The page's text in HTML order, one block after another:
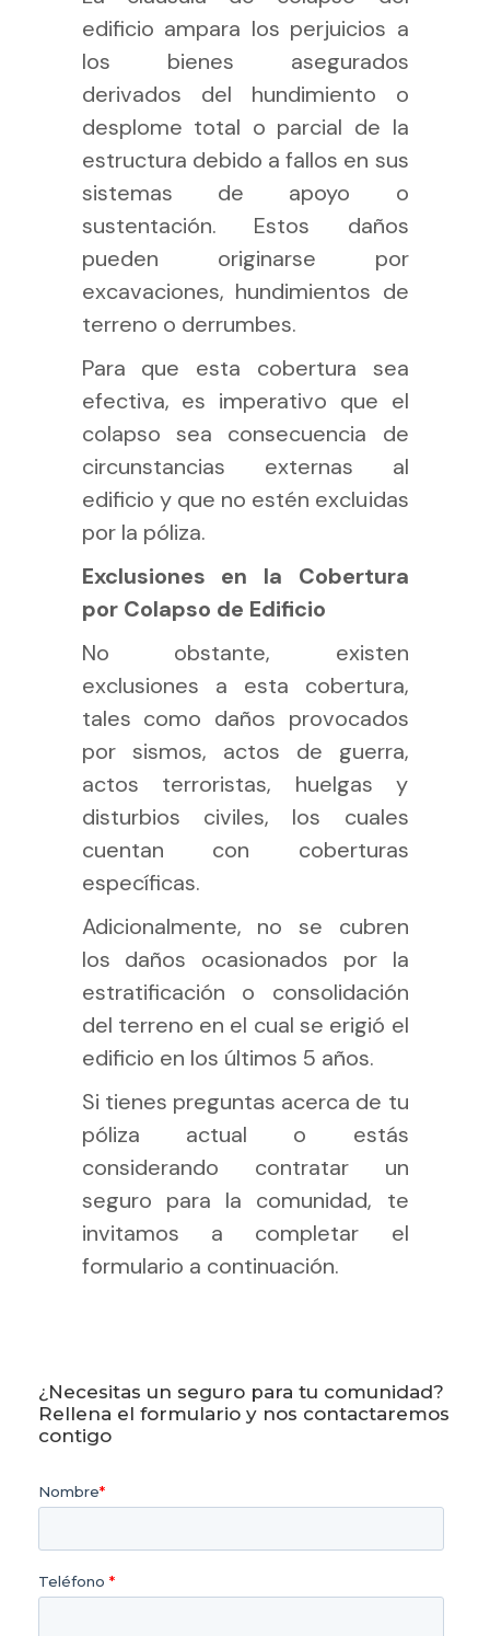
edificio ampara los perjuicios a
los bienes asegurados
derivados del hundimiento o
desplome total o parcial de la
estructura debido a fallos en sus
sistemas de apoyo o
sustentación. Estos daños
pueden originarse por
excavaciones, hundimientos de
terreno o derrumbes.
Para que esta cobertura sea
efectiva, es imperativo que el
colapso sea consecuencia de
circunstancias externas al
edificio y que no estén excluidas
por la póliza.
Exclusiones en la Cobertura
por Colapso de Edificio
No obstante, existen
exclusiones a esta cobertura,
tales como daños provocados
por sismos, actos de guerra,
actos terroristas, huelgas y
disturbios civiles, los cuales
cuentan con coberturas
específicas.
Adicionalmente, no se cubren
los daños ocasionados por la
estratificación o consolidación
del terreno en el cual se erigió el
edificio en los últimos 5 años.
Si tienes preguntas acerca de tu
póliza actual o estás
considerando contratar un
seguro para la comunidad, te
invitamos a completar el
formulario a continuación.
¿Necesitas un seguro para tu comunidad?
Rellena el formulario y nos contactaremos
contigo